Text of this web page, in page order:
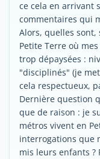
ce cela en arrivant
commentaires qui
Alors, quelles sont,
Petite Terre où
trop dépaysées :
"disciplinés" (je
cela respectueux,
Dernière question
que de raison : je
métros vivent en
interrogations que
mis leurs enfants ?